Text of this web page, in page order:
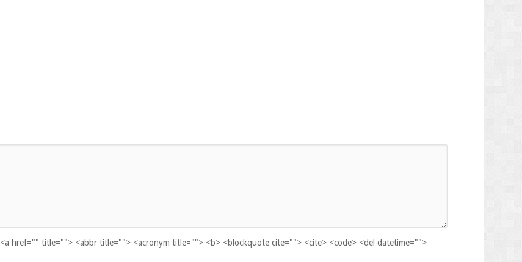
<a href="" title=""> <abbr title=""> <acronym title=""> <b> <blockquote cite=""> <cite> <code> <del datetime="">